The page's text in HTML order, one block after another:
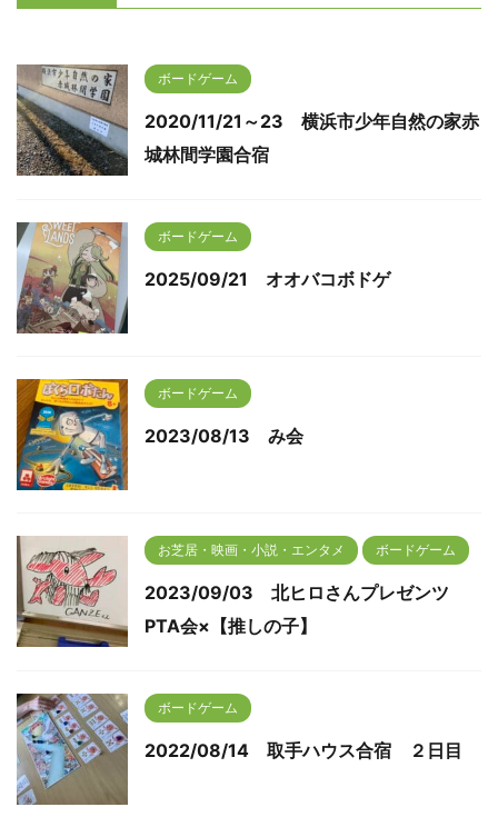
ボードゲーム
2020/11/21～23 横浜市少年自然の家赤
城林間学園合宿
ボードゲーム
2025/09/21 オオバコボドゲ
ボードゲーム
2023/08/13 み会
お芝居・映画・小説・エンタメ ボードゲーム
2023/09/03 北ヒロさんプレゼンツ
PTA会×【推しの子】
ボードゲーム
2022/08/14 取手ハウス合宿 ２日目